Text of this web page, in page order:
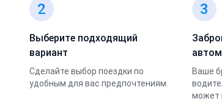
2
Выберите подходящий
вариант
Сделайте выбор поездки по
удобным для вас предпочтениям.
3
Ваше
может